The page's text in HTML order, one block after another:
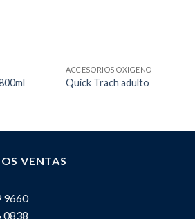
ACCESORIOS OXIGENO
Quick Trach adulto
VENTAS
9660
0838